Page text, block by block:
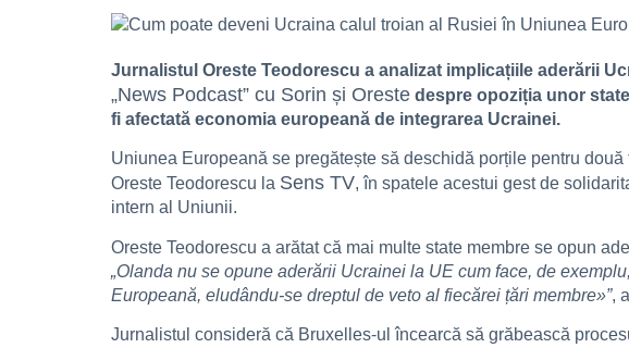
Jurnalistul Oreste Teodorescu a analizat implicațiile aderării
„News Podcast” cu Sorin și Oreste despre opoziția unor
fi afectată economia europeană de integrarea Ucrainei.
Uniunea Europeană se pregătește să deschidă porțile pentru
Oreste Teodorescu la Sens TV, în spatele acestui gest de
intern al Uniunii.
Oreste Teodorescu a arătat că mai multe state membre se opun
„Olanda nu se opune aderării Ucrainei la UE cum face, de
Europeană, eludându-se dreptul de veto al fiecărei țări membre»”,
Jurnalistul consideră că Bruxelles-ul încearcă să grăbească